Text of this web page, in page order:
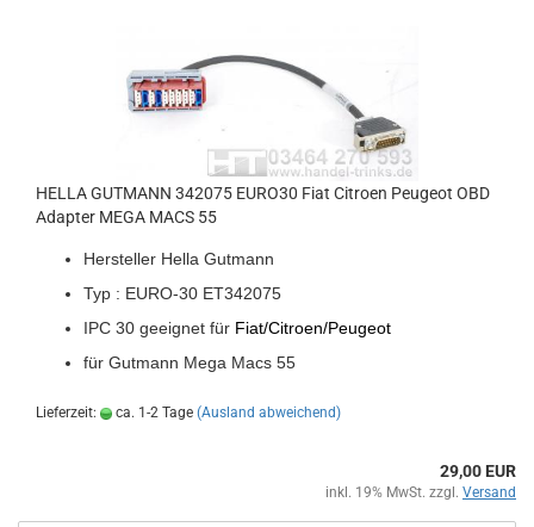
HELLA GUT­MANN 342075 EURO30 Fiat Ci­tro­en Peu­geot OBD
Ad­ap­ter MEGA MACS 55
Her­stel­ler Hella Gut­mann
Typ : EURO-​30 ET342075
IPC 30 ge­eig­net für Fiat/Ci­tro­en/Peu­geot
für Gut­mann Mega Macs 55
Lieferzeit: ca. 1-2 Tage (Ausland abweichend)
29,00 EUR
inkl. 19% MwSt. zzgl. Versand